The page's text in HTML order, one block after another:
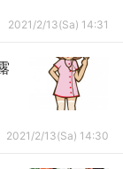
2021/2/13(Sa) 14:31
2021/2/13(Sa) 14:30